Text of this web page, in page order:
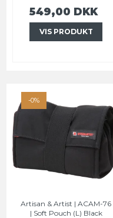
549,00 DKK
VIS PRODUKT
-0%
Artisan & Artist | ACAM-76
| Soft Pouch (L) Black